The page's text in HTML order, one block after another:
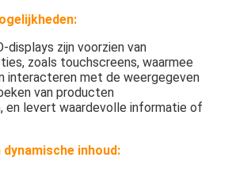
displays zijn voorzien van
zoals touchscreens, waarmee
interacteren met de weergegeven
van producten
en levert waardevolle informatie of
inhoud: